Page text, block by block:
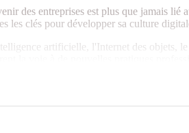
des entreprises est plus que jamais
les clés pour développer sa culture
artificielle, l'Internet des objets,